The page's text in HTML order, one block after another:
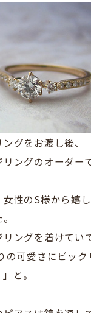
グをお渡し後、
ングのオーダー
女性のS様から嬉
リングを着けていて
の可愛さにビッ
と。